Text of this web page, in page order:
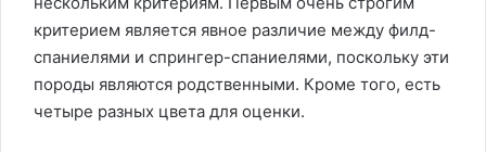
критерием является явное различие между филд-
спаниелями и спрингер-спаниелями, поскольку эти
породы являются родственными. Кроме того, есть
четыре разных цвета для оценки.